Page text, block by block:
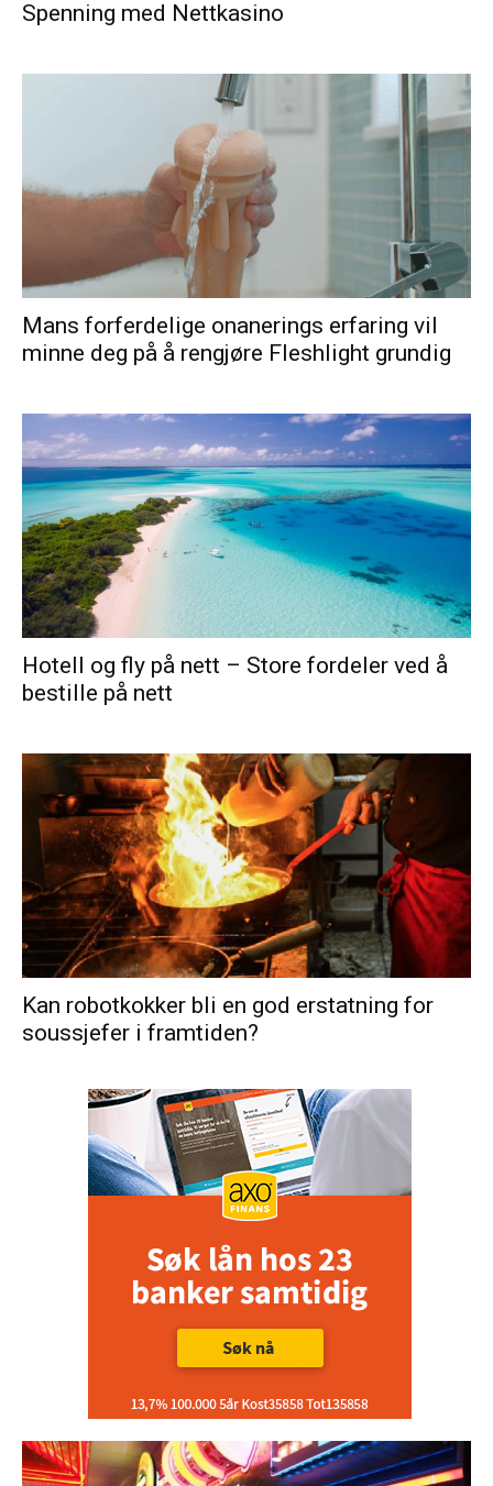
Spenning med Nettkasino
Mans forferdelige onanerings erfaring vil
minne deg på å rengjøre Fleshlight grundig
Hotell og fly på nett – Store fordeler ved å
bestille på nett
Kan robotkokker bli en god erstatning for
soussjefer i framtiden?